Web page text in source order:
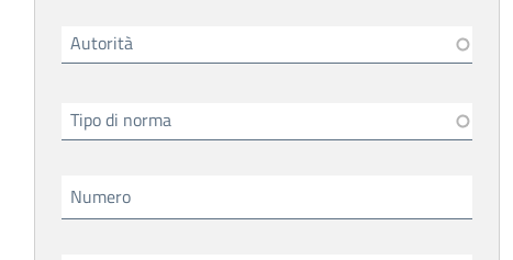
Autorità
Tipo di norma
Numero